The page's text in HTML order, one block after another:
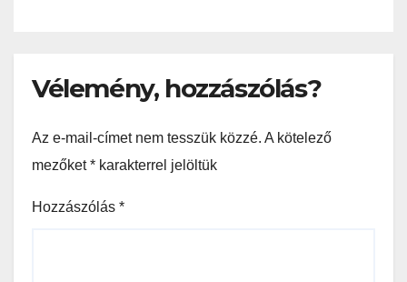
Vélemény, hozzászólás?
Az e-mail-címet nem tesszük közzé. A kötelező
mezőket* karakterrel jelöltük
Hozzászólás *